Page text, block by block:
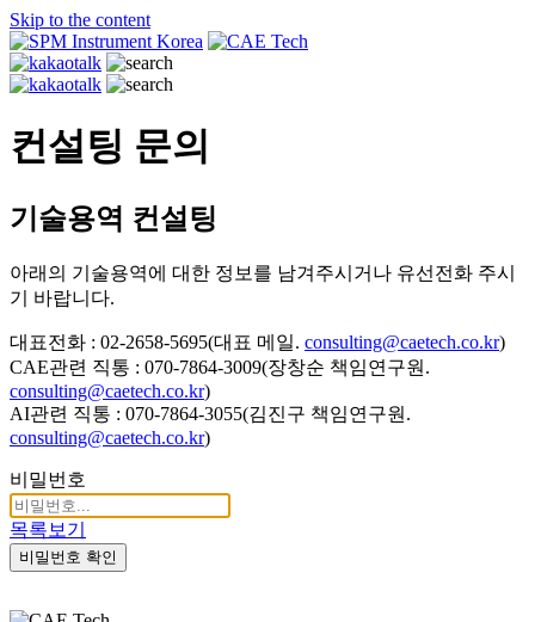
Skip to the content
CAE Technology
씨에이이테크놀러지
컨설팅 문의
기술용역 컨설팅
아래의 기술용역에 대한 정보를 남겨주시거나 유선전화 주시
기 바랍니다.
대표전화 : 02-2658-5695(대표 메일. consulting@caetech.co.kr)
CAE관련 직통 : 070-7864-3009(장창순 책임연구원.
consulting@caetech.co.kr)
AI관련 직통 : 070-7864-3055(김진구 책임연구원.
consulting@caetech.co.kr)
비밀번호
목록보기
비밀번호 확인